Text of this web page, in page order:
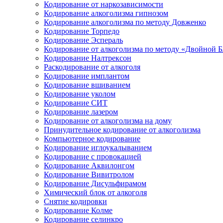
Кодирование от наркозависимости
Кодирование алкоголизма гипнозом
Кодирование алкоголизма по методу Довженко
Кодирование Торпедо
Кодирование Эспераль
Кодирование от алкоголизма по методу «Двойной
Кодирование Налтрексон
Раскодирование от алкоголя
Кодирование имплантом
Кодирование вшиванием
Кодирование уколом
Кодирование СИТ
Кодирование лазером
Кодирование от алкоголизма на дому
Принудительное кодирование от алкоголизма
Компьютерное кодирование
Кодирование иглоукалыванием
Кодирование с провокацией
Кодирование Аквилонгом
Кодирование Вивитролом
Кодирование Дисульфирамом
Химический блок от алкоголя
Снятие кодировки
Кодирование Колме
Кодирование селинкро